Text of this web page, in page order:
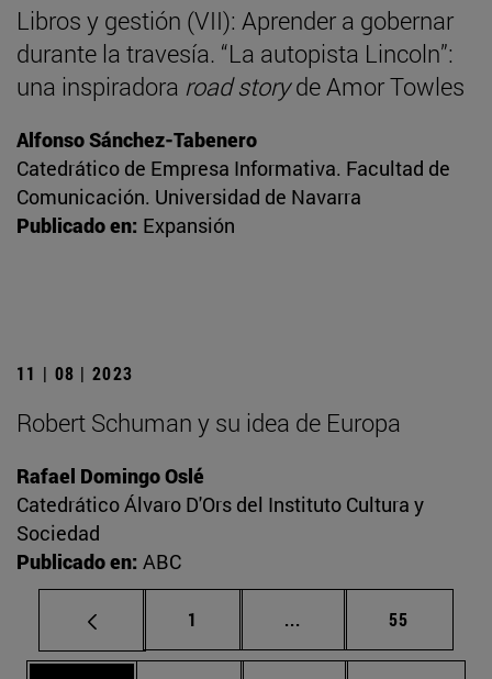
Libros y gestión (VII): Aprender a gobernar
durante la travesía. “La autopista Lincoln”:
una inspiradora road storyde Amor Towles
Alfonso Sánchez-Tabenero
Catedrático de Empresa Informativa. Facultad de
Comunicación. Universidad de Navarra
Publicado en: Expansión
11 | 08 | 2023
Robert Schuman y su idea de Europa
Rafael Domingo Oslé
Catedrático Álvaro D'Ors del Instituto Cultura y
Sociedad
Publicado en: ABC
Página
1 ... Páginas intermedias
Página
55